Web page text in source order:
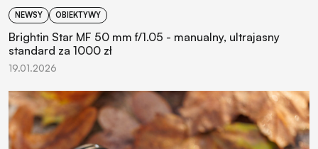
NEWSY OBIEKTYWY
Brightin Star MF 50 mm f/1.05 - manualny, ultrajasny
standard za 1000 zł
19.01.2026